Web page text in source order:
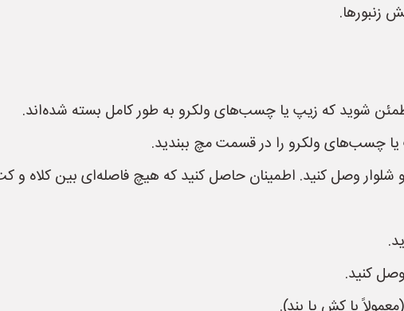
زنبورها.
شوید که زیپ یا چسب‌های ولکرو به طور کامل بسته شده‌اند.
چسب‌های ولکرو را در قسمت مچ ببندید.
شلوار وصل کنید. اطمینان حاصل کنید که هیچ فاصله‌ای بین کلاه و
کنید.